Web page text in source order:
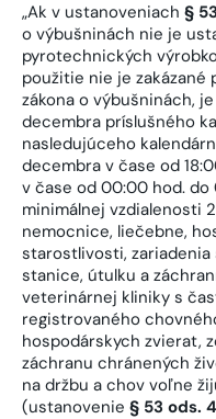
„Ak v ustanoveniach §
o výbušninách nie je
pyrotechnických
použitie nie je zakázané
zákona o výbušninách,
decembra príslušného
nasledujúceho
decembra v čase od
v čase od 00:00 hod. do
minimálnej vzdialenosti
nemocnice, liečebne,
starostlivosti,
stanice, útulku a
veterinárnej kliniky s
registrovaného
hospodárskych zvierat,
záchranu chránených
na držbu a chov voľne
(ustanovenie § 53 ods. 4